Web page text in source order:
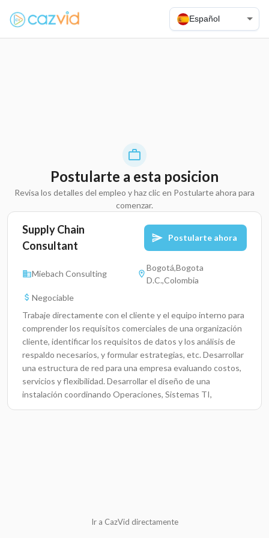
Español
Postularte a esta posicion
Revisa los detalles del empleo y haz clic en Postularte ahora para
comenzar.
Supply Chain
Consultant
Postularte ahora
Miebach Consulting
Bogotá,Bogota
D.C.,Colombia
Negociable
Trabaje directamente con el cliente y el equipo interno para
comprender los requisitos comerciales de una organización
cliente, identificar los requisitos de datos y los análisis de
respaldo necesarios, y formular estrategias, etc. Desarrollar
una estructura de red para una empresa evaluando costos,
servicios y flexibilidad. Desarrollar el diseño de una
instalación coordinando Operaciones, Sistemas TI,
Seguridad y Calidad, etc.
Ir a CazVid directamente